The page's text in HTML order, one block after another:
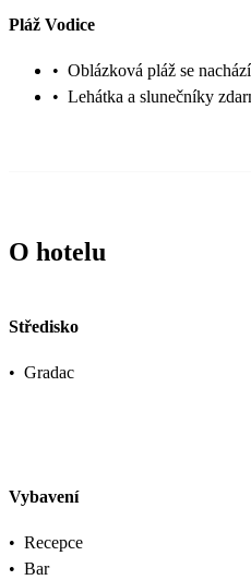
Pláž Vodice
• Oblázková pláž se
• Lehátka a slunečníky
O hotelu
Středisko
• Gradac
Vybavení
• Recepce
• Bar